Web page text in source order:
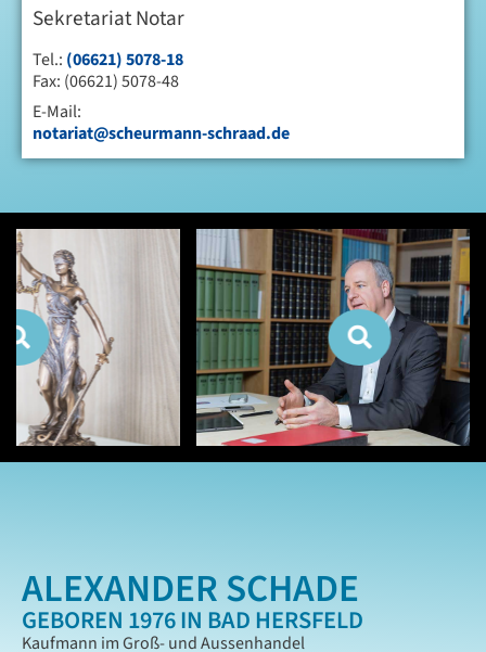
Sekretariat Notar
Tel.: (06621) 5078-18
Fax: (06621) 5078-48
E-Mail:
notariat@scheurmann-schraad.de
ALEXANDER SCHADE
GEBOREN 1976 IN BAD HERSFELD
Kaufmann im Groß- und Aussenhandel